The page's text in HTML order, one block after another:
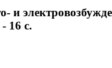
16 с.